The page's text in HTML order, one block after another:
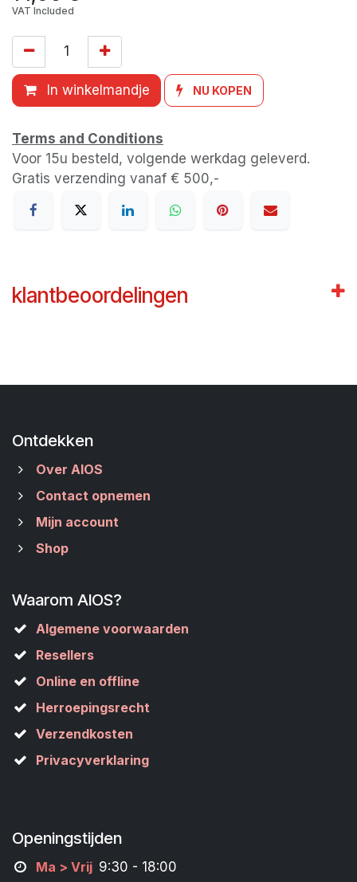
VAT Included
In winkelmandje NU KOPEN
Terms and Conditions
Voor 15u besteld, volgende werkdag geleverd.
Gratis verzending vanaf € 500,-
klantbeoordelingen
Ontdekken
Over AIOS
Contact opnemen
Mijn account
Shop
Waarom AIOS?
Algemene voorwaarden
Resellers
Online en offline
Herroepingsrecht
Verzendkosten
Privacyverklaring
Openingstijden
Ma > Vrij 9:30 - 18:00